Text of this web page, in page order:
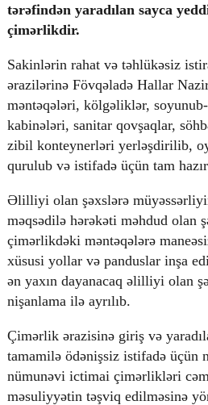
tərəfindən yaradılan sayca
çimərlikdir.
Sakinlərin rahat və təhlükəsiz
ərazilərinə Fövqəladə Hallar
məntəqələri, kölgəliklər,
kabinələri, sanitar qovşaqlar,
zibil konteynerləri yerləşdirilib,
qurulub və istifadə üçün tam
Əlilliyi olan şəxslərə
məqsədilə hərəkəti məhdud olan
çimərlikdəki məntəqələrə
xüsusi yollar və panduslar inşa
ən yaxın dayanacaq əlilliyi olan
nişanlama ilə ayrılıb.
Çimərlik ərazisinə giriş və
tamamilə ödənişsiz istifadə üçün
nümunəvi ictimai çimərlikləri
məsuliyyətin təşviq edilməsinə